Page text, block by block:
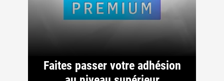
Faites passer votre adhésion